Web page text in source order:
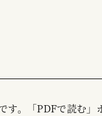
。「PDFで読む」